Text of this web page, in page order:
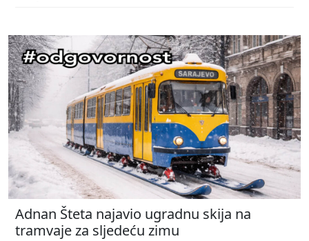
Adnan Šteta najavio ugradnu skija na
tramvaje za sljedeću zimu